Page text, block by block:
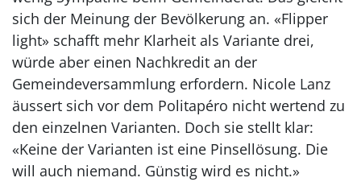
sich der Meinung der Bevölkerung an. «Flipper
light» schafft mehr Klarheit als Variante drei,
würde aber einen Nachkredit an der
Gemeindeversammlung erfordern. Nicole Lanz
äussert sich vor dem Politapéro nicht wertend zu
den einzelnen Varianten. Doch sie stellt klar:
«Keine der Varianten ist eine Pinsellösung. Die
will auch niemand. Günstig wird es nicht.»